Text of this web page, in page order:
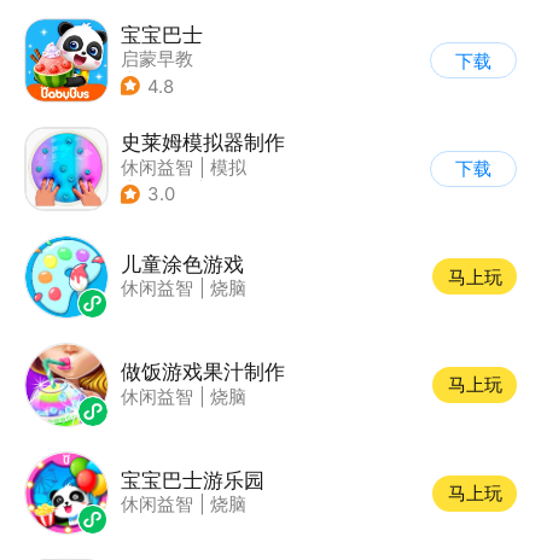
宝宝巴士
启蒙早教
| 儿童益智游戏
4.8
下载
史莱姆模拟器制作
休闲益智
模拟
| 史莱姆
3.0
下载
儿童涂色游戏
休闲益智 烧脑
马上玩
做饭游戏果汁制作
休闲益智 烧脑
马上玩
宝宝巴士游乐园
休闲益智 烧脑
马上玩